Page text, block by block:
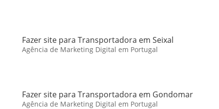
Fazer site para Transportadora em Seixal
Agência de Marketing Digital em Portugal
Fazer site para Transportadora em Gondomar
Agência de Marketing Digital em Portugal